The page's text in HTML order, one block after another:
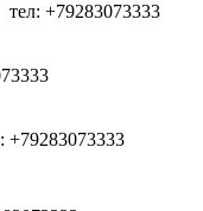
тел: +79283073333
+79283073333